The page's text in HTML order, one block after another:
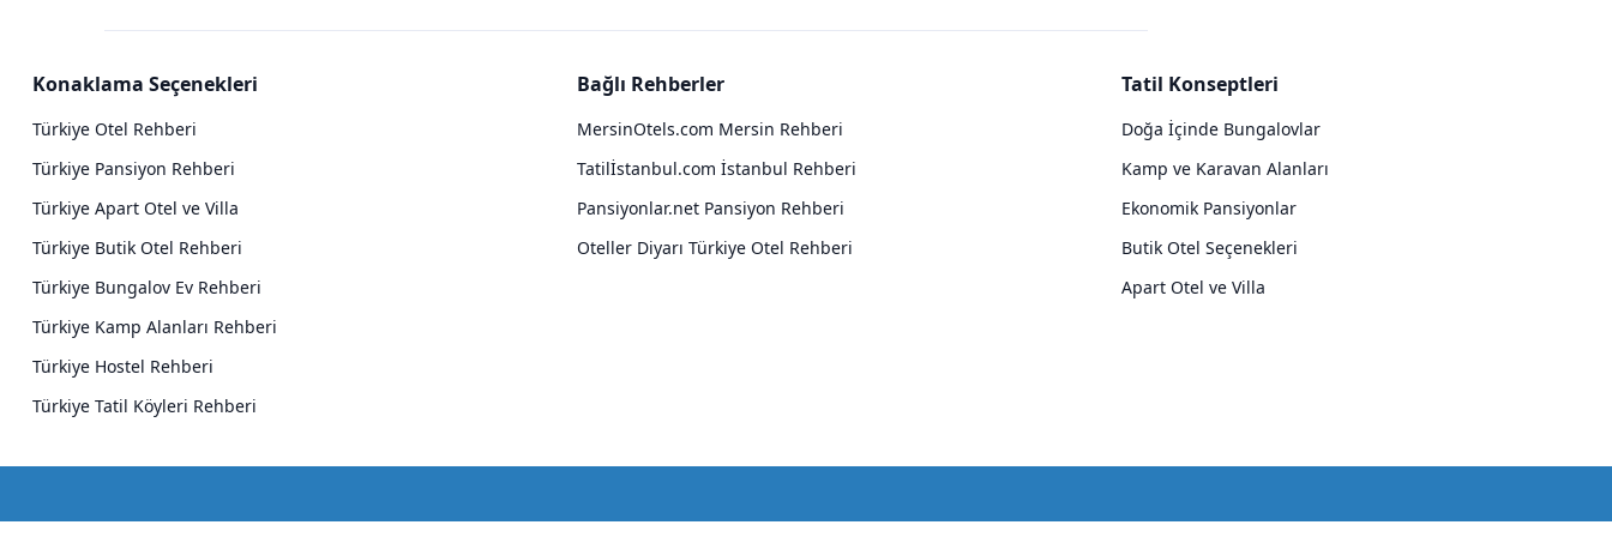
Konaklama Seçenekleri
Türkiye Otel Rehberi
Türkiye Pansiyon Rehberi
Türkiye Apart Otel ve Villa
Türkiye Butik Otel Rehberi
Türkiye Bungalov Ev Rehberi
Türkiye Kamp Alanları Rehberi
Türkiye Hostel Rehberi
Türkiye Tatil Köyleri Rehberi
Bağlı Rehberler
MersinOtels.com Mersin Rehberi
Tatilİstanbul.com İstanbul Rehberi
Pansiyonlar.net Pansiyon Rehberi
Oteller Diyarı Türkiye Otel Rehberi
Tatil Konseptleri
Doğa İçinde Bungalovlar
Kamp ve Karavan Alanları
Ekonomik Pansiyonlar
Butik Otel Seçenekleri
Apart Otel ve Villa